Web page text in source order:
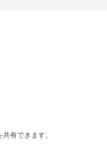
有できます。